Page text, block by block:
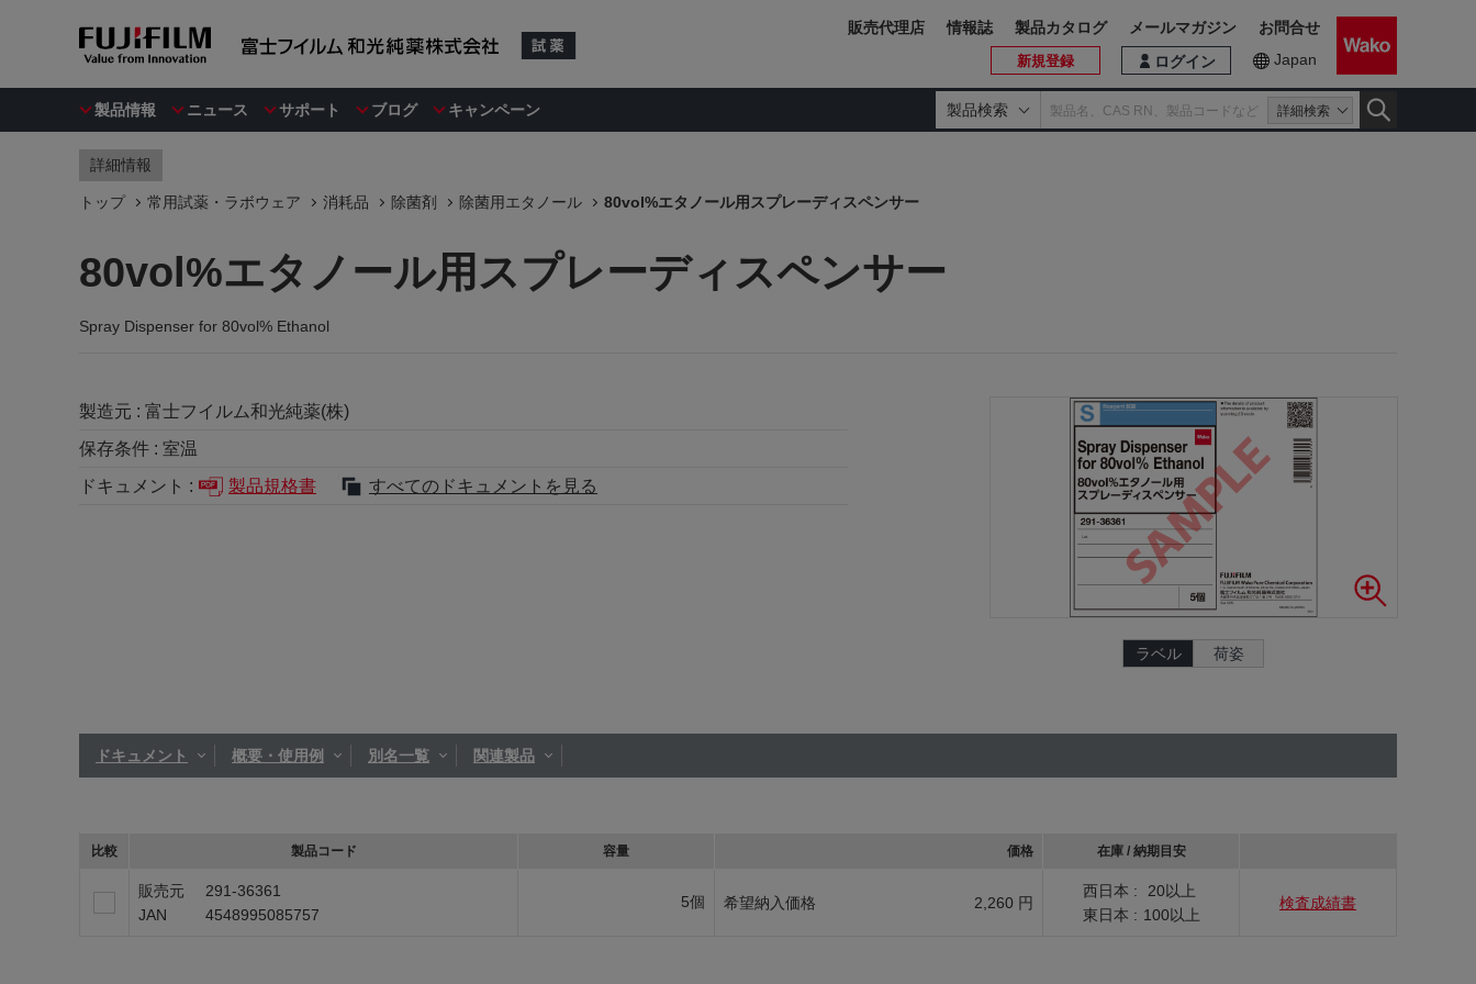
製品情報 ニュース サポート ブログ キャンペーン 製品検索 詳細検索
ログイン
新規登録 Japan
販売代理店 情報誌 製品カタログ メールマガジン お問合せ
詳細情報
トップ 常用試薬・ラボウェア 消耗品 除菌剤 除菌用エタノール 80vol%エタノール用スプレーディスペンサー
80vol%エタノール用スプレーディスペンサー
Spray Dispenser for 80vol% Ethanol
製造元 : 富士フイルム和光純薬(株)
保存条件 : 室温
ドキュメント :
製品規格書 すべてのドキュメントを見る
ラベル 荷姿
ドキュメント 概要・使用例 別名一覧 関連製品
比較 製品コード 容量 価格 在庫 / 納期目安
販売元
291-36361
JAN
4548995085757
5個 希望納入価格 2,260 円
西日本 :
20以上
東日本 : 100以上
検査成績書